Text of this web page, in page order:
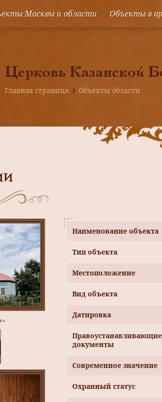
Москвы и области Объекты в
Церковь Казанской
Главная страница Объекты области
Наименование объекта
Тип объекта
Местоположение
Вид объекта
Датировка
Правоустанавливающие
документы
Современное значение
Охранный статус